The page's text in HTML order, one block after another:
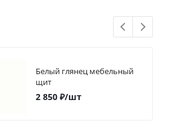
Белый глянец мебельный
щит
2 850₽/шт